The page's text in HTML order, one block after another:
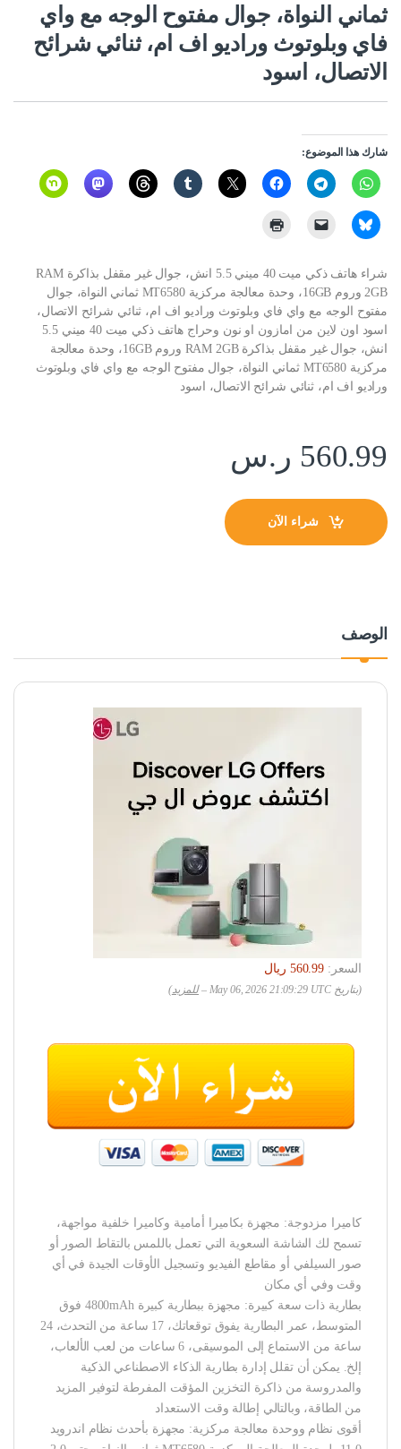
ثماني النواة، جوال مفتوح الوجه مع واي
فاي وبلوتوث وراديو اف ام، ثنائي شرائح
الاتصال، اسود
شارك هذا الموضوع:
شراء هاتف ذكي ميت 40 ميني 5.5 انش، جوال غير مقفل بذاكرة RAM
2GB وروم 16GB، وحدة معالجة مركزية MT6580 ثماني النواة، جوال
مفتوح الوجه مع واي فاي وبلوتوث وراديو اف ام، ثنائي شرائح الاتصال،
اسود اون لاين من امازون او نون وحراج هاتف ذكي ميت 40 ميني 5.5
انش، جوال غير مقفل بذاكرة RAM 2GB وروم 16GB، وحدة معالجة
مركزية MT6580 ثماني النواة، جوال مفتوح الوجه مع واي فاي وبلوتوث
وراديو اف ام، ثنائي شرائح الاتصال، اسود
560.99 ر.س
شراء الآن
الوصف
السعر:
‏560.99 ريال
(بتاريخ May 06, 2026 21:09:29 UTC – للمزيد)
كاميرا مزدوجة: مجهزة بكاميرا أمامية وكاميرا خلفية مواجهة،
تسمح لك الشاشة السعوية التي تعمل باللمس بالتقاط الصور أو
صور السيلفي أو مقاطع الفيديو وتسجيل الأوقات الجيدة في أي
وقت وفي أي مكان
بطارية ذات سعة كبيرة: مجهزة ببطارية كبيرة 4800mAh فوق
المتوسط، عمر البطارية يفوق توقعاتك، 17 ساعة من التحدث، 24
ساعة من الاستماع إلى الموسيقى، 6 ساعات من لعب الألعاب،
إلخ. يمكن أن تقلل إدارة بطارية الذكاء الاصطناعي الذكية
والمدروسة من ذاكرة التخزين المؤقت المفرطة لتوفير المزيد
من الطاقة، وبالتالي إطالة وقت الاستعداد
أقوى نظام ووحدة معالجة مركزية: مجهزة بأحدث نظام اندرويد